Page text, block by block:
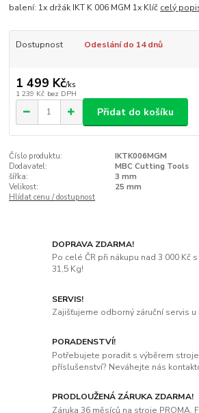
balení: 1x držák IKT K 006 MGM 1x Klíč celý
Dostupnost Odeslání do 14 dnů
1 499 Kč/ks
1 239 Kč bez DPH
Přidat do košíku
Číslo produktu:
IKTK006MGM
Dodavatel:
MBC Cutting Tools
šířka:
3 mm
Velikost:
25 mm
Hlídat cenu / dostupnost
DOPRAVA ZDARMA!
Po celé ČR při nákupu nad 3 000 Kč
31,5 Kg!
SERVIS!
Zajišťujeme odborný záruční servis
PORADENSTVÍ!
Potřebujete poradit s výběrem
příslušenství? Neváhejte nás
PRODLOUŽENÁ ZÁRUKA ZDARMA!
Záruka 36 měsíců na stroje PROMA,